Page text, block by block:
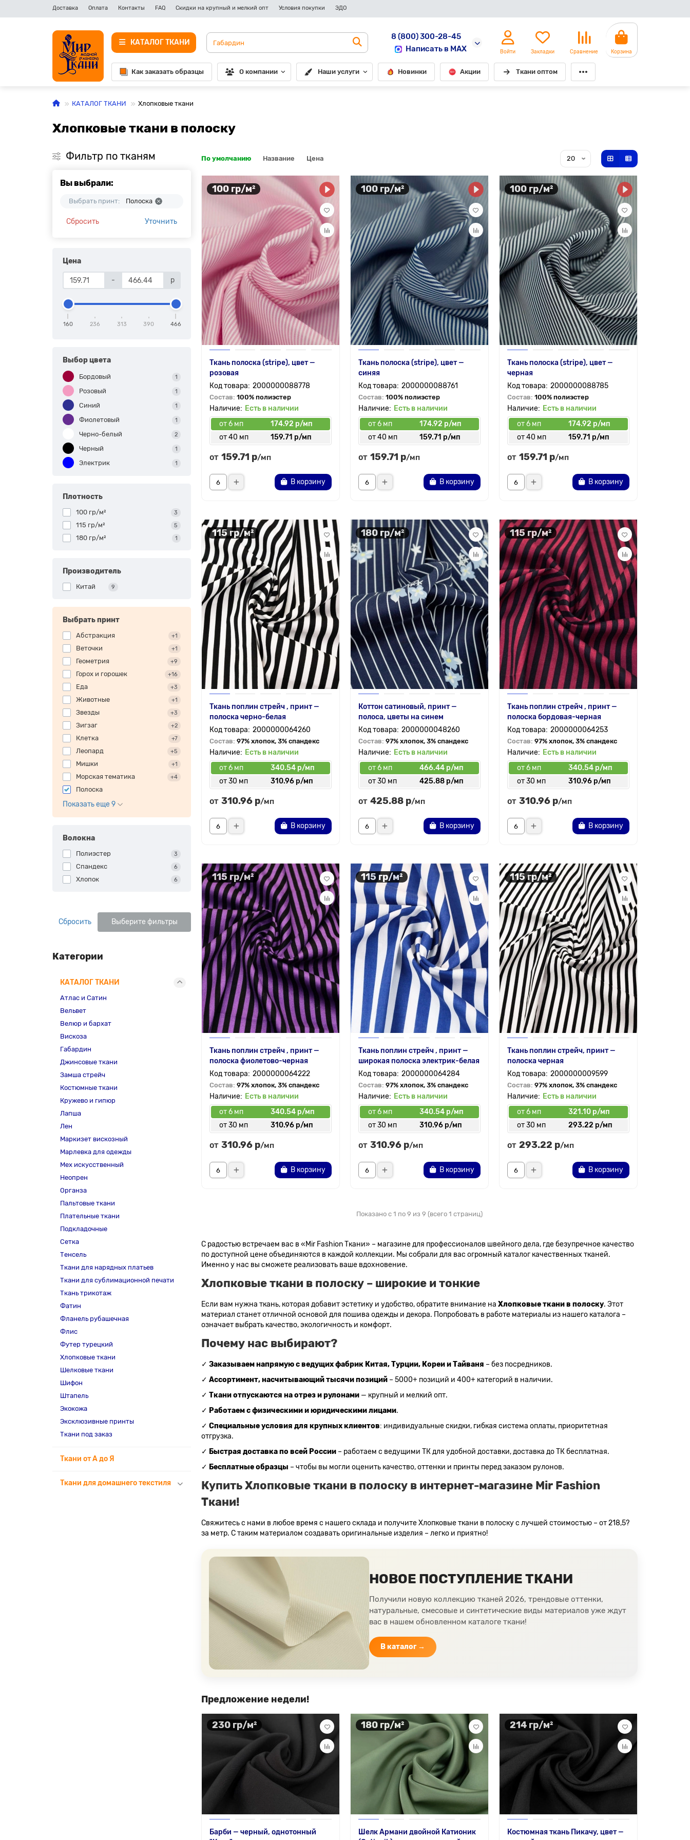
Доставка Оплата Контакты FAQ Скидки на крупный и мелкий опт Условия покупки ЭДО
КАТАЛОГ ТКАНИ
8 (800) 300-28-45
Написать в MAX
Войти Закладки Сравнение Корзина
Как заказать образцы О компании Наши услуги Новинки Акции Ткани оптом
КАТАЛОГ ТКАНИ Хлопковые ткани
Хлопковые ткани в полоску
Фильтр по тканям
Вы выбрали:
Выбрать принт: Полоска
Сбросить Уточнить
Цена
- р
160 236 313 390 466
Выбор цвета
Бордовый 1
Розовый 1
Синий 1
Фиолетовый 1
Черно-белый 2
Черный 1
Электрик 1
Плотность
100 гр/м² 3
115 гр/м² 5
180 гр/м² 1
Производитель
Китай 9
Выбрать принт
Абстракция +1
Веточки +1
Геометрия +9
Горох и горошек +16
Еда +3
Животные +1
Звезды +3
Зигзаг +2
Клетка +7
Леопард +5
Мишки +1
Морская тематика +4
Полоска
Показать еще 9
Волокна
Полиэстер 3
Спандекс 6
Хлопок 6
Сбросить Выберите фильтры
Категории
КАТАЛОГ ТКАНИ
Атлас и Сатин
Вельвет
Велюр и бархат
Вискоза
Габардин
Джинсовые ткани
Замша стрейч
Костюмные ткани
Кружево и гипюр
Лапша
Лен
Маркизет вискозный
Марлевка для одежды
Мех искусственный
Неопрен
Органза
Пальтовые ткани
Плательные ткани
Подкладочные
Сетка
Тенсель
Ткани для нарядных платьев
Ткани для сублимационной печати
Ткань трикотаж
Фатин
Фланель рубашечная
Флис
Футер турецкий
Хлопковые ткани
Шелковые ткани
Шифон
Штапель
Экокожа
Эксклюзивные принты
Ткани под заказ
Ткани от А до Я
Ткани для домашнего текстиля
По умолчанию Название Цена
100 гр/м²
Ткань полоска (stripe), цвет —
розовая
2000000088778
Состав: 100% полиэстер
Есть в наличии
от 6 мп
174.92 р/мп
от 40 мп
159.71 р/мп
от 159.71 р/мп
В корзину
100 гр/м²
Ткань полоска (stripe), цвет —
синяя
2000000088761
Состав: 100% полиэстер
Есть в наличии
от 6 мп
174.92 р/мп
от 40 мп
159.71 р/мп
от 159.71 р/мп
В корзину
100 гр/м²
Ткань полоска (stripe), цвет —
черная
2000000088785
Состав: 100% полиэстер
Есть в наличии
от 6 мп
174.92 р/мп
от 40 мп
159.71 р/мп
от 159.71 р/мп
В корзину
115 гр/м²
Ткань поплин стрейч , принт —
полоска черно-белая
2000000064260
Состав: 97% хлопок, 3% спандекс
Есть в наличии
от 6 мп
340.54 р/мп
от 30 мп
310.96 р/мп
от 310.96 р/мп
В корзину
180 гр/м²
Коттон сатиновый, принт —
полоса, цветы на синем
2000000048260
Состав: 97% хлопок, 3% спандекс
Есть в наличии
от 6 мп
466.44 р/мп
от 30 мп
425.88 р/мп
от 425.88 р/мп
В корзину
115 гр/м²
Ткань поплин стрейч , принт —
полоска бордовая-черная
2000000064253
Состав: 97% хлопок, 3% спандекс
Есть в наличии
от 6 мп
340.54 р/мп
от 30 мп
310.96 р/мп
от 310.96 р/мп
В корзину
115 гр/м²
Ткань поплин стрейч , принт —
полоска фиолетово-черная
2000000064222
Состав: 97% хлопок, 3% спандекс
Есть в наличии
от 6 мп
340.54 р/мп
от 30 мп
310.96 р/мп
от 310.96 р/мп
В корзину
115 гр/м²
Ткань поплин стрейч , принт —
широкая полоска электрик-белая
2000000064284
Состав: 97% хлопок, 3% спандекс
Есть в наличии
от 6 мп
340.54 р/мп
от 30 мп
310.96 р/мп
от 310.96 р/мп
В корзину
115 гр/м²
Ткань поплин стрейч, принт —
полоска черная
2000000009599
Состав: 97% хлопок, 3% спандекс
Есть в наличии
от 6 мп
321.10 р/мп
от 30 мп
293.22 р/мп
от 293.22 р/мп
В корзину
Показано с 1 по 9 из 9 (всего 1 страниц)
С радостью встречаем вас в «Mir Fashion Ткани» – магазине для профессионалов швейного дела, где безупречное качество
по доступной цене объединяются в каждой коллекции. Мы собрали для вас огромный каталог качественных тканей.
Именно у нас вы сможете реализовать ваше вдохновение.
Хлопковые ткани в полоску – широкие и тонкие
Если вам нужна ткань, которая добавит эстетику и удобство, обратите внимание на Хлопковые ткани в полоску. Этот
материал станет отличной основой для пошива одежды и декора. Попробовать в работе материалы из нашего каталога –
означает выбрать качество, экологичность и комфорт.
Почему нас выбирают?
✓ Заказываем напрямую с ведущих фабрик Китая, Турции, Кореи и Тайваня – без посредников.
✓ Ассортимент, насчитывающий тысячи позиций – 5000+ позиций и 400+ категорий в наличии.
✓ Ткани отпускаются на отрез и рулонами — крупный и мелкий опт.
✓ Работаем с физическими и юридическими лицами.
✓ Специальные условия для крупных клиентов: индивидуальные скидки, гибкая система оплаты, приоритетная
отгрузка.
✓ Быстрая доставка по всей России – работаем с ведущими ТК для удобной доставки, доставка до ТК бесплатная.
✓ Бесплатные образцы – чтобы вы могли оценить качество, оттенки и принты перед заказом рулонов.
Купить Хлопковые ткани в полоску в интернет-магазине Mir Fashion
Ткани!
Свяжитесь с нами в любое время с нашего склада и получите Хлопковые ткани в полоску с лучшей стоимостью – от 218,5?
за метр. С таким материалом создавать оригинальные изделия – легко и приятно!
НОВОЕ ПОСТУПЛЕНИЕ ТКАНИ
Получили новую коллекцию тканей 2026, трендовые оттенки,
натуральные, смесовые и синтетические виды материалов уже ждут
вас в нашем обновленном каталоге ткани!
В каталог →
Предложение недели!
230 гр/м²
Барби — черный, однотонный
180 гр/м²
Шелк Армани двойной Катионик
214 гр/м²
Костюмная ткань Пикачу, цвет —